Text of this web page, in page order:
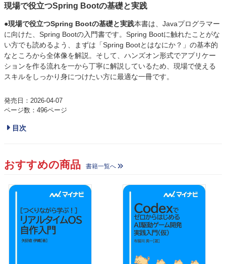
現場で役立つSpring Bootの基礎と実践
●現場で役立つSpring Bootの基礎と実践本書は、Javaプログラマー
に向けた、Spring Bootの入門書です。Spring Bootに触れたことがな
い方でも読めるよう、まずは「Spring Bootとはなにか？」の基本的
なところから全体像を解説。そして、ハンズオン形式でアプリケー
ションを作る流れを一から丁寧に解説しているため、現場で使える
スキルをしっかり身につけたい方に最適な一冊です。
発売日：2026-04-07
ページ数：496ページ
目次
おすすめの商品 書籍一覧へ